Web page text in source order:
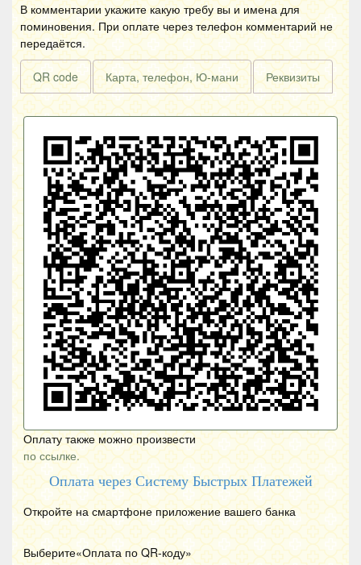
В комментарии укажите какую требу вы и имена для
поминовения. При оплате через телефон комментарий не
передаётся.
QR code Карта, телефон, Ю-мани Реквизиты
Оплату также можно произвести
по ссылке.
Оплата через Систему Быстрых Платежей
Откройте на смартфоне приложение вашего банка
Выберите«Оплата по QR-коду»